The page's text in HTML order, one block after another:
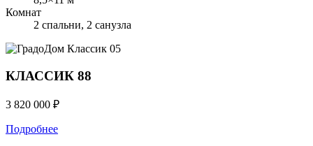
Комнат
2 спальни, 2 санузла
Классик 05
КЛАССИК 88
3 820 000 ₽
Подробнее